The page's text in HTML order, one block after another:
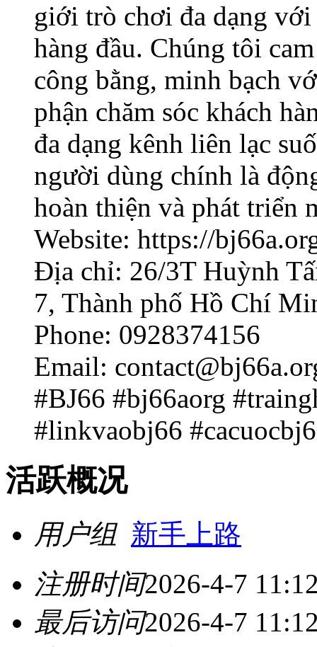
giới trò chơi đa dạng
hàng đầu. Chúng tôi
công bằng, minh bạch
phận chăm sóc khách
đa dạng kênh liên lạc
người dùng chính là
hoàn thiện và phát triển
Website: https://
Địa chỉ: 26/3T Huỳnh
7, Thành phố Hồ Chí
Phone: 0928374156
Email:
#BJ66 #bj66aorg
#linkvaobj66
活跃概况
用户组 新手上路
注册时间2026-4-7
最后访问2026-4-7